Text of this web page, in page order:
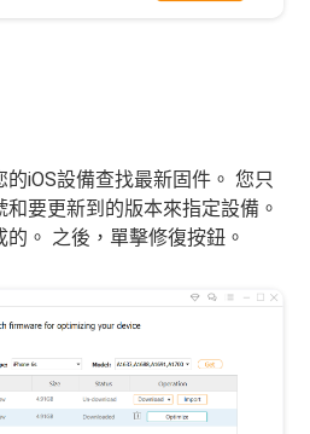
iOS設備查找最新固件。 您只
要更新到的版本來指定設備。
。 之後，單擊修復按鈕。